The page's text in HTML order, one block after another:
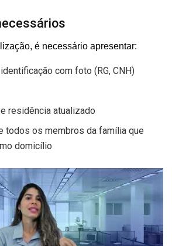
é necessário apresentar:
com foto (RG, CNH)
residência atualizado
todos os membros da família que
domicílio